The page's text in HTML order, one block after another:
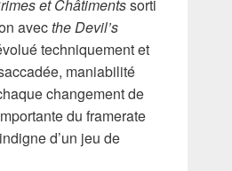
et Châtimentssorti
avecthe Devil’s
techniquement et
maniabilité
changement de
du framerate
d’un jeu de